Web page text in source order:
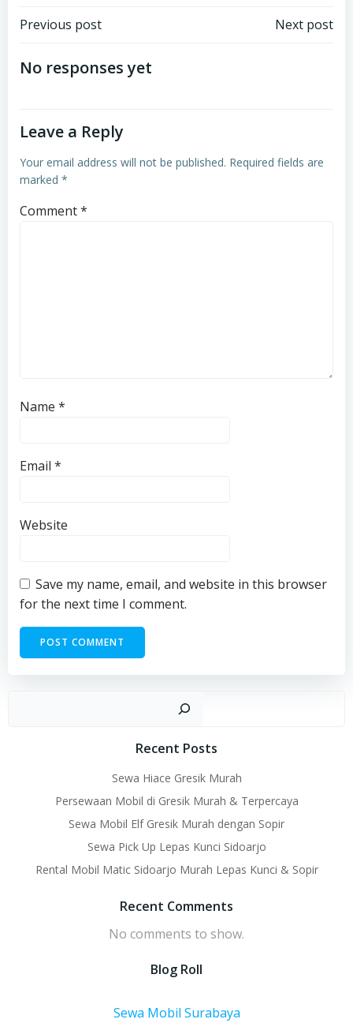
Post
navigation
Previous post Next post
No responses yet
Leave a Reply
Your email address will not be published. Required fields are
marked *
Comment*
Name *
Email *
Website
Save my name, email, and website in this browser
for the next time I comment.
Recent Posts
Sewa Hiace Gresik Murah
Persewaan Mobil di Gresik Murah & Terpercaya
Sewa Mobil Elf Gresik Murah dengan Sopir
Sewa Pick Up Lepas Kunci Sidoarjo
Rental Mobil Matic Sidoarjo Murah Lepas Kunci & Sopir
Recent Comments
No comments to show.
Blog Roll
Sewa Mobil Surabaya